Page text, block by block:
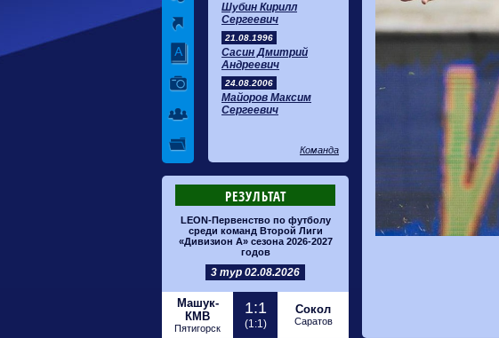
Шубин Кирилл
Сергеевич
21.08.1996
Сасин Дмитрий
Андреевич
24.08.2006
Майоров Максим
Сергеевич
Команда
РЕЗУЛЬТАТ
LEON-Первенство по футболу
среди команд Второй Лиги
«Дивизион А» сезона 2026-2027
годов
3 тур 02.08.2026
Машук-
КМВ
Пятигорск
1:1
(1:1)
Сокол
Саратов